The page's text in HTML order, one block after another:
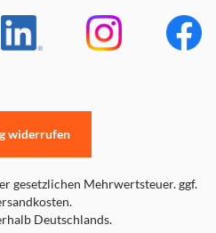
gesetzlichen Mehrwertsteuer. ggf.
Deutschlands.
widerrufen